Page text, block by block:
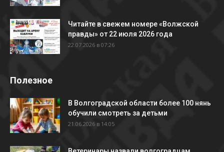
Читайте в свежем номере «Волжской
правды» от 22 июля 2026 года
22.07.2026 в 07:26
Полезное
В Волгоградской области более 100 нянь
обучили смотреть за детьми
21.06.2026 в 14:05